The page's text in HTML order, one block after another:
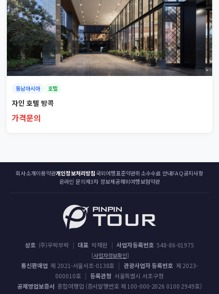
동남아시아 호텔
자인 호텔 방콕
가격문의
회사소개이용약관개인정보처리방침국외여행표준약관취소수수료 안내FAQ공지사항
온라인 문의제3자 정보제공해외여행보험약관
상호 (주)우락부락 | 대표 박재완 | 사업자등록번호 548-86-01975
[사업자정보확인]
통신판매업 제 2021-서울서초-0138호 | 관광사업자 등록번호 제 2023-
000010호 | 등록관청 서울특별시 서초구청
공제영업보증서 종합여행업 (증서발행번호 제 100-000-2026 0100 2949호)